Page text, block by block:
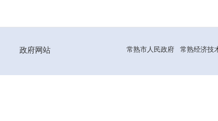
政府网站 常熟市人民政府 常熟经济技